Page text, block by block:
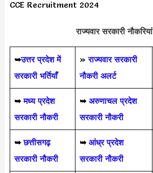
CCE Recruitment 2024
राज्यवार सरकारी नौकरियां
➥उत्तर प्रदेश में
सरकारी भर्तियाँ
»राज्यवार सरकारी
नौकरी अलर्ट
➥ मध्य प्रदेश
सरकारी नौकरी
➥ अरुणाचल प्रदेश
सरकारी नौकरी
➥ छत्तीसगढ़
सरकारी नौकरी
➥ आंध्र प्रदेश
सरकारी नौकरी